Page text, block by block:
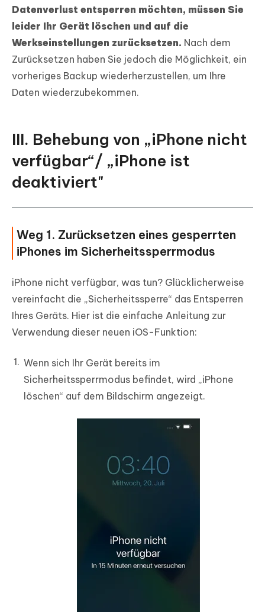
Datenverlust entsperren möchten, müssen Sie
leider Ihr Gerät löschen und auf die
Werkseinstellungen zurücksetzen. Nach dem
Zurücksetzen haben Sie jedoch die Möglichkeit, ein
vorheriges Backup wiederherzustellen, um Ihre
Daten wiederzubekommen.
III. Behebung von „iPhone nicht
verfügbar“/ „iPhone ist
deaktiviert"
Weg 1. Zurücksetzen eines gesperrten
iPhones im Sicherheitssperrmodus
iPhone nicht verfügbar, was tun? Glücklicherweise
vereinfacht die „Sicherheitssperre“ das Entsperren
Ihres Geräts. Hier ist die einfache Anleitung zur
Verwendung dieser neuen iOS-Funktion:
Wenn sich Ihr Gerät bereits im
Sicherheitssperrmodus befindet, wird „iPhone
löschen“ auf dem Bildschirm angezeigt.